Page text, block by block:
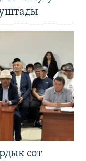
сот